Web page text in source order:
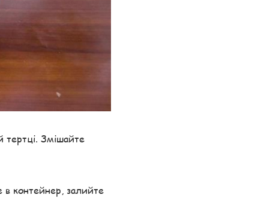
тертці. Змішайте
контейнер, залийте